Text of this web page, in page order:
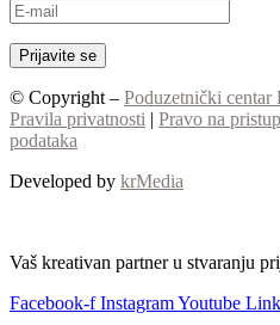
© Copyright – Poduzetnički centar
Pravila privatnosti | Pravo na
podataka
Developed by krMedia
Vaš kreativan partner u stvaranju
Facebook-f InstagramYoutube